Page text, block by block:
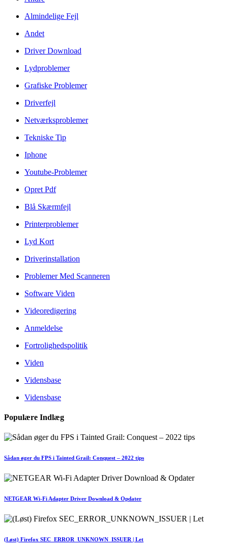
Almindelige Fejl
Andet
Driver Download
Lydproblemer
Grafiske Problemer
Driverfejl
Netværksproblemer
Tekniske Tip
Iphone
Youtube-Problemer
Opret Pdf
Blå Skærmfejl
Printerproblemer
Lyd Kort
Driverinstallation
Problemer Med Scanneren
Software Viden
Videoredigering
Anmeldelse
Fortrolighedspolitik
Viden
Vidensbase
Vidensbase
Populære Indlæg
Sådan øger du FPS i Tainted Grail: Conquest – 2022 tips
NETGEAR Wi-Fi Adapter Driver Download & Opdater
(Løst) Firefox SEC_ERROR_UNKNOWN_ISSUER | Let